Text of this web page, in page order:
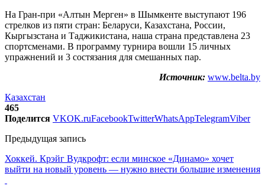
На Гран-при «Алтын Мерген» в Шымкенте выступают 196
стрелков из пяти стран: Беларуси, Казахстана, России,
Кыргызстана и Таджикистана, наша страна представлена 23
спортсменами. В программу турнира вошли 15 личных
упражнений и 3 состязания для смешанных пар.
Источник: www.belta.by
Казахстан
465
Поделится VKOK.ruFacebookTwitterWhatsAppTelegramViber
Предыдущая запись
Хоккей. Крэйг Вудкрофт: если минское «Динамо» хочет
выйти на новый уровень — нужно внести большие изменения